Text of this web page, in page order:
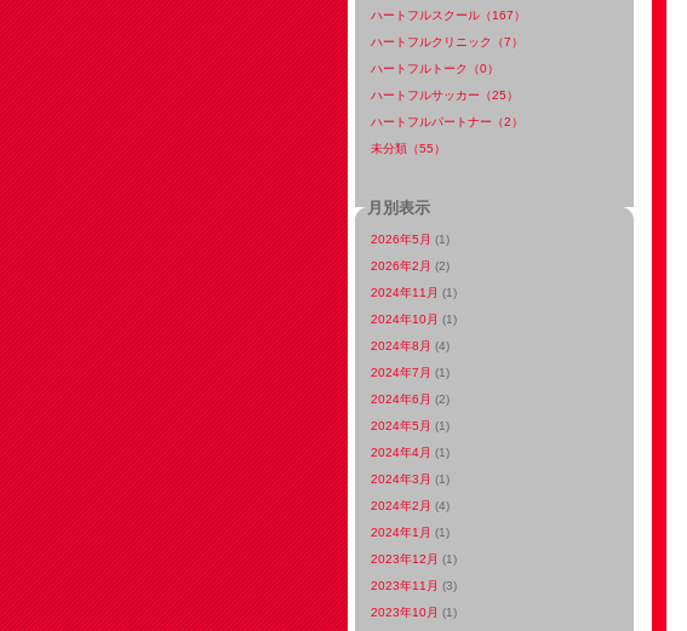
ハートフルスクール（167）
ハートフルクリニック（7）
ハートフルトーク（0）
ハートフルサッカー（25）
ハートフルパートナー（2）
未分類（55）
月別表示
2026年5月 (1)
2026年2月 (2)
2024年11月 (1)
2024年10月 (1)
2024年8月 (4)
2024年7月 (1)
2024年6月 (2)
2024年5月 (1)
2024年4月 (1)
2024年3月 (1)
2024年2月 (4)
2024年1月 (1)
2023年12月 (1)
2023年11月 (3)
2023年10月 (1)